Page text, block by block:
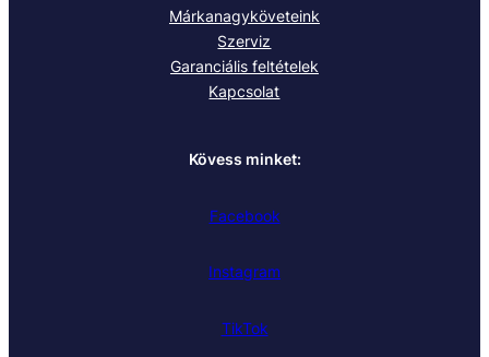
Márkanagyköveteink
Szerviz
Garanciális feltételek
Kapcsolat
Kövess minket:
Facebook
Instagram
TikTok